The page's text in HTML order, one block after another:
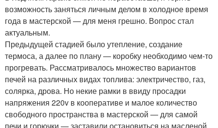
возможность заняться личным делом в холодное время
года в мастерской — для меня грешно. Вопрос стал
актуальным.
Предыдущей стадией было утепление, создание
термоса, а далее по плану — коробку необходимо чем-то
прогревать. Рассматривалось множество вариантов
печей на различных видах топлива: электричество, газ,
солярка, дрова. Но некие рамки в ввиду просадки
напряжения 220v в кооперативе и малое количество
свободного пространства в мастерской — для самой